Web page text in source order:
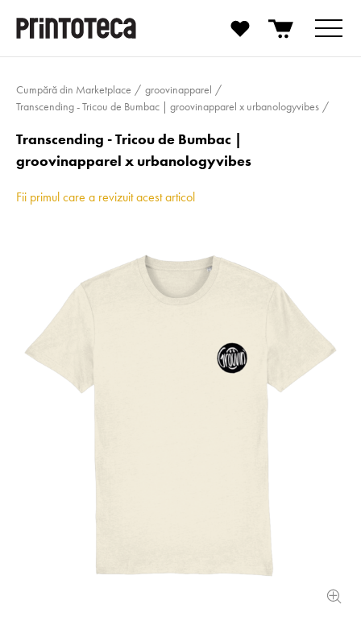
Cumpără din Marketplace
groovinapparel
Transcending - Tricou de Bumbac | groovinapparel x urbanologyvibes
Transcending - Tricou de Bumbac |
groovinapparel x urbanologyvibes
Fii primul care a revizuit acest articol